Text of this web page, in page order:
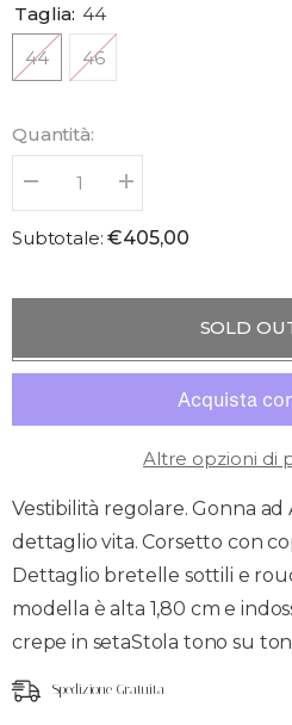
Taglia: 44
44
46
Quantità:
Diminuisci
Quantità
Abito
rouches
Aumenta
Quantità
Abito
rouches
Subtotale:€405,00
SOLD
Altre opzioni di
Vestibilità regolare. Gonna ad
dettaglio vita. Corsetto con
Dettaglio bretelle sottili e
modella è alta 1,80 cm e
crepe in setaStola tono su
Spedizione Gratuita